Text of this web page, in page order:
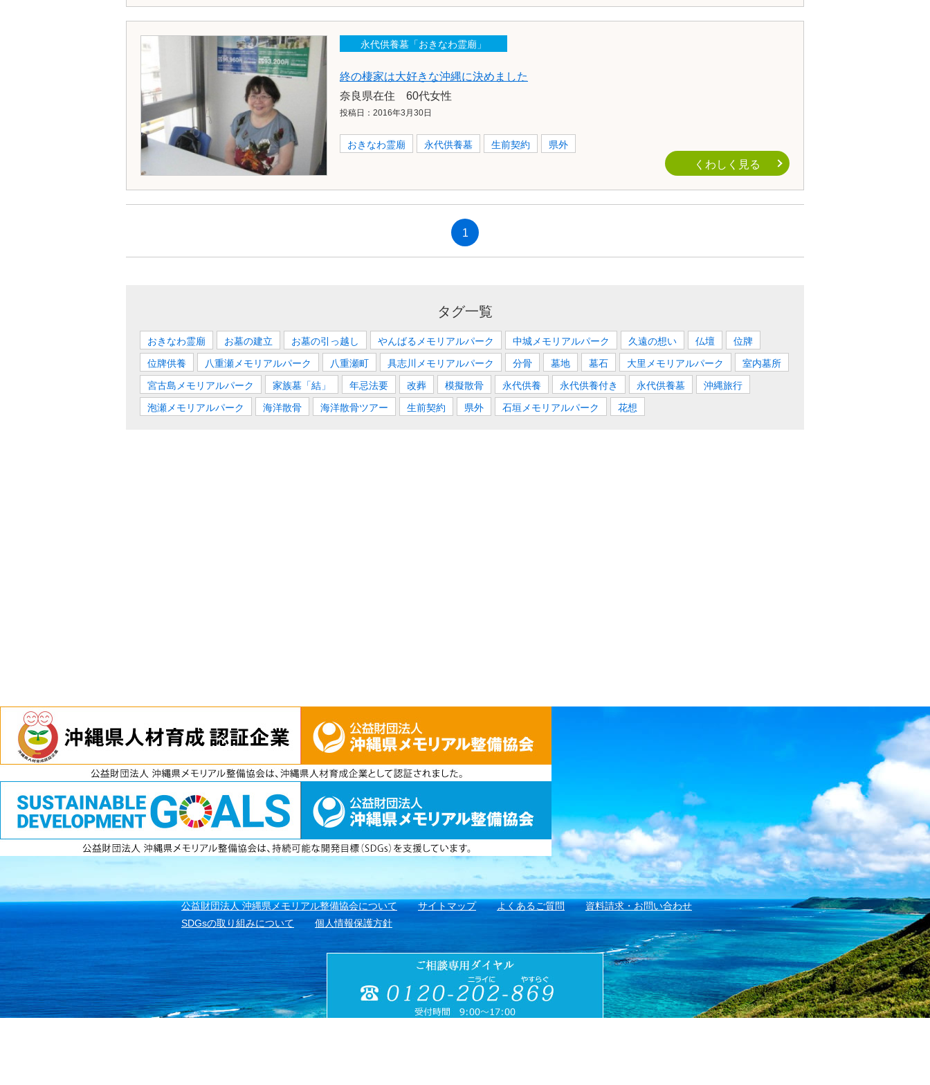
永代供養墓「おきなわ霊廟」
終の棲家は大好きな沖縄に決めました
奈良県在住 60代女性
投稿日：2016年3月30日
おきなわ霊廟 永代供養墓 生前契約 県外
くわしく見る
1
タグ一覧
おきなわ霊廟 お墓の建立 お墓の引っ越し やんばるメモリアルパーク 中城メモリアルパーク 久遠の想い 仏壇
位牌
位牌供養
八重瀬メモリアルパーク 八重瀬町 具志川メモリアルパーク 分骨 墓地 墓石 大里メモリアルパーク
室内墓所
宮古島メモリアルパーク
家族墓「結」 年忌法要 改葬 模擬散骨 永代供養 永代供養付き 永代供養墓
沖縄旅行
泡瀬メモリアルパーク
海洋散骨 海洋散骨ツアー 生前契約 県外 石垣メモリアルパーク 花想
公益財団法人 沖縄県メモリアル整備協会について サイトマップ よくあるご質問
資料請求・お問い合わせ
SDGsの取り組みについて
個人情報保護方針
電話
資料請求
無料見積もり